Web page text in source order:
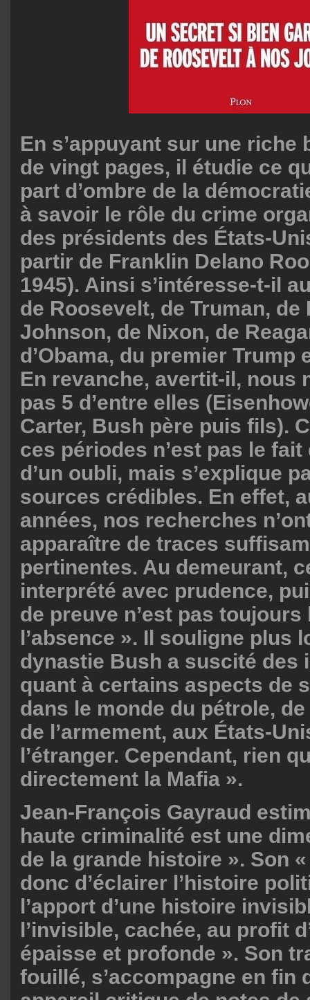
En s’appuyant sur une riche
de vingt pages, il étudie ce
part d’ombre de la
à savoir le rôle du crime
des présidents des États-
partir de Franklin Delano
1945). Ainsi s’intéresse-t-il
de Roosevelt, de Truman, de
Johnson, de Nixon, de
d’Obama, du premier Trump
En revanche, avertit-il, nous
pas 5 d’entre elles
Carter, Bush père puis fils).
ces périodes n’est pas le fait
d’un oubli, mais s’explique
sources crédibles. En effet,
années, nos recherches
apparaître de traces
pertinentes. Au demeurant,
interprété avec prudence,
de preuve n’est pas toujours
l’absence ». Il souligne plus
dynastie Bush a suscité des
quant à certains aspects de
dans le monde du pétrole,
de l’armement, aux États-
l’étranger. Cependant, rien
directement la Mafia ».
Jean-François Gayraud
haute criminalité est une
de la grande histoire ». Son
donc d’éclairer l’histoire
l’apport d’une histoire
l’invisible, cachée, au profit
épaisse et profonde ». Son
fouillé, s’accompagne en fin